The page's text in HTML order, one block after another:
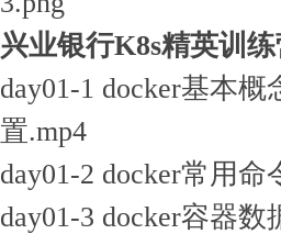
兴业银行K8s精英训
day01-1 docker基本
置.mp4
day01-2 docker常用
day01-3 docker容器数